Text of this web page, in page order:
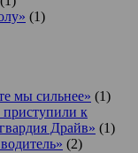
(1)
мы сильнее» (1)
к
Драйв» (1)
(2)